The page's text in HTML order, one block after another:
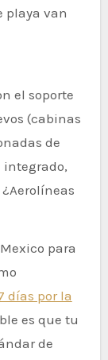
playa van
el soporte
(cabinas
de
integrado,
para
días por la
es que tu
de